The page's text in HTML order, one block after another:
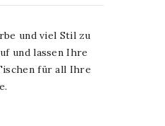
und viel Stil zu
und lassen Ihre
für all Ihre